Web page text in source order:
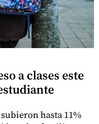
a clases este
hasta 11%